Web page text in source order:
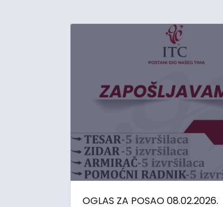
OGLAS ZA POSAO 08.02.2026.